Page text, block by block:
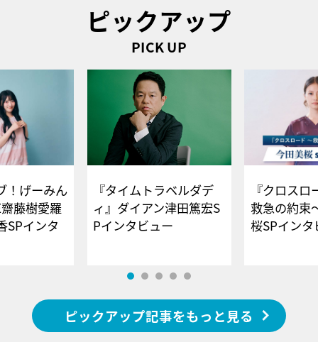
ピックアップ
PICK UP
！げーみん
藤樹愛羅
SPインタ
『タイムトラベルダデ
ィ』ダイアン津田篤宏S
Pインタビュー
『クロス
救急の約束
桜SPイ
ピックアップ記事をもっと見る